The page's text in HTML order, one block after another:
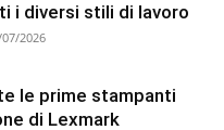
i diversi stili di lavoro
2026
le prime stampanti
di Lexmark